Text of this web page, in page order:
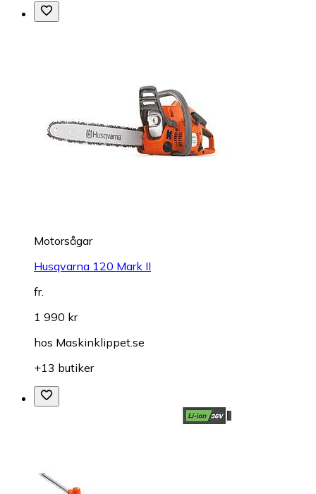
Motorsågar
Husqvarna 120 Mark II
fr.
1 990 kr
hos Maskinklippet.se
+13 butiker